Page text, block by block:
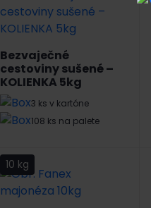
Bezvaječné
cestoviny sušené –
KOLIENKA 5kg
3 ks v kartóne
108 ks na palete
10 kg